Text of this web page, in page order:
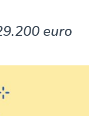
euro